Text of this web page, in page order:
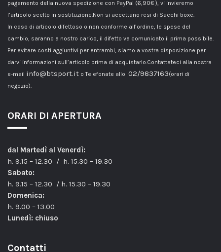
pagamento della nuova spedizione con PayPal (6,90€ ), vi invieremo
l’articolo scelto in sostituzione.Non si accettano resi di Sacchi boxe.
In caso di articolo difettoso o non conforme all’ordine, le spese del
cambio, saranno a nostro carico, il difetto va comunicato il prima possibile.
Per evitare costi aggiuntivi per entrambi, siamo a vostra disposizione per
darvi informazioni sull’articolo prima di acquistarlo.Contattateci alla nostra
e-mail info@btsport.it o Telefonate allo 02/9837163(orari di
negozio).
ORARI DI APERTURA
dal Martedì al Venerdì:
h. 9.15 – 12.30 / h. 15.30 – 19.30
Sabato:
h. 9.15 – 12.30 / h. 15.30 – 19.30
Domenica:
h. 9.00 – 13.00
Lunedì: chiuso
Contatti